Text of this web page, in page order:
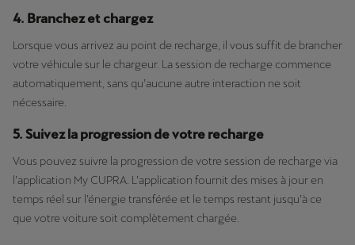
4. Branchez et chargez
Lorsque vous arrivez au point de recharge, il vous suffit de brancher
votre véhicule sur le chargeur. La session de recharge commence
automatiquement, sans qu’aucune autre interaction ne soit
nécessaire.
5. Suivez la progression de votre recharge
Vous pouvez suivre la progression de votre session de recharge via
l’application My CUPRA. L’application fournit des mises à jour en
temps réel sur l’énergie transférée et le temps restant jusqu’à ce
que votre voiture soit complètement chargée.